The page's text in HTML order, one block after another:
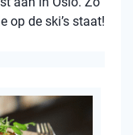
op de ski’s staat!